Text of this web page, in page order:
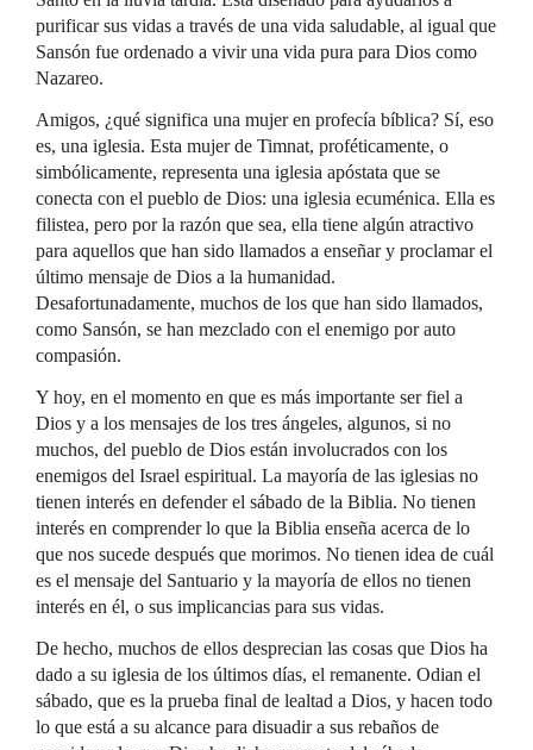
purificar sus vidas a través de una vida saludable, al igual que
Sansón fue ordenado a vivir una vida pura para Dios como
Nazareo.
Amigos, ¿qué significa una mujer en profecía bíblica? Sí, eso
es, una iglesia. Esta mujer de Timnat, proféticamente, o
simbólicamente, representa una iglesia apóstata que se
conecta con el pueblo de Dios: una iglesia ecuménica. Ella es
filistea, pero por la razón que sea, ella tiene algún atractivo
para aquellos que han sido llamados a enseñar y proclamar el
último mensaje de Dios a la humanidad.
Desafortunadamente, muchos de los que han sido llamados,
como Sansón, se han mezclado con el enemigo por auto
compasión.
Y hoy, en el momento en que es más importante ser fiel a
Dios y a los mensajes de los tres ángeles, algunos, si no
muchos, del pueblo de Dios están involucrados con los
enemigos del Israel espiritual. La mayoría de las iglesias no
tienen interés en defender el sábado de la Biblia. No tienen
interés en comprender lo que la Biblia enseña acerca de lo
que nos sucede después que morimos. No tienen idea de cuál
es el mensaje del Santuario y la mayoría de ellos no tienen
interés en él, o sus implicancias para sus vidas.
De hecho, muchos de ellos desprecian las cosas que Dios ha
dado a su iglesia de los últimos días, el remanente. Odian el
sábado, que es la prueba final de lealtad a Dios, y hacen todo
lo que está a su alcance para disuadir a sus rebaños de